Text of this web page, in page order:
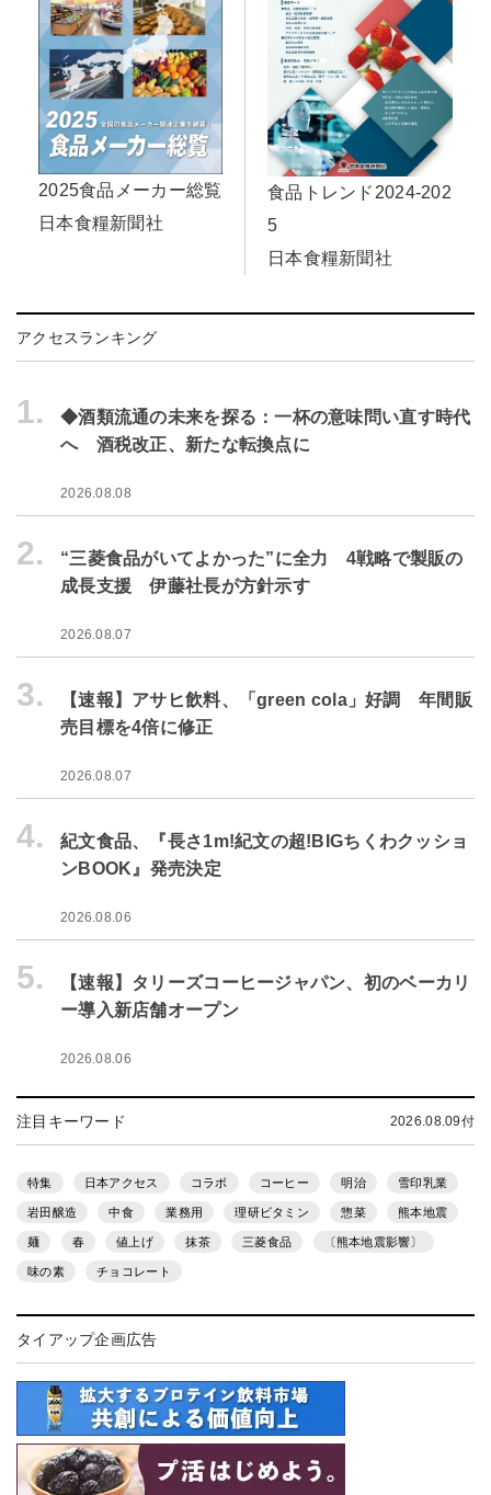
2025食品メーカー総覧
日本食糧新聞社
食品トレンド2024-202
5
日本食糧新聞社
アクセスランキング
1.
◆酒類流通の未来を探る：一杯の意味問い直す時代
へ 酒税改正、新たな転換点に
2026.08.08
2.
“三菱食品がいてよかった”に全力 4戦略で製販の
成長支援 伊藤社長が方針示す
2026.08.07
3.
【速報】アサヒ飲料、「green cola」好調 年間販
売目標を4倍に修正
2026.08.07
4.
紀文食品、『長さ1m!紀文の超!BIGちくわクッショ
ンBOOK』発売決定
2026.08.06
5.
【速報】タリーズコーヒージャパン、初のベーカリ
ー導入新店舗オープン
2026.08.06
注目キーワード 2026.08.09付
特集 日本アクセス コラボ コーヒー 明治 雪印乳業
岩田醸造 中食 業務用 理研ビタミン 惣菜 熊本地震
麺 春 値上げ 抹茶 三菱食品 〔熊本地震影響〕
味の素 チョコレート
タイアップ企画広告